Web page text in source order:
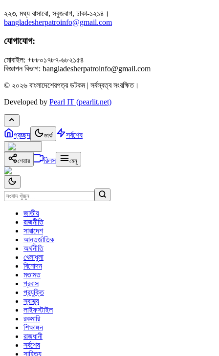
২২৩, মধ্য বাসাবো, সবুজবাগ, ঢাকা-১২১৪।
bangladesherpatroinfo@gmail.com
যোগাযোগ:
মোবাইল: +৮৮০১৭৮৭-৬৮২১৫৪
বিজ্ঞাপন বিভাগ: bangladesherpatroinfo@gmail.com
© ২০২৬ বাংলাদেশেরপত্র ডটকম | সর্বস্বত্ব সংরক্ষিত।
Developed by Pearl IT (pearlit.net)
প্রচ্ছদ ডার্ক সর্বশেষ
শেয়ার রিলস মেনু
জাতীয়
রাজনীতি
সারাদেশ
আন্তর্জাতিক
অর্থনীতি
খেলাধুলা
বিনোদন
মতামত
প্রবাস
প্রযুক্তি
স্বাস্থ্য
লাইফস্টাইল
রকমারি
শিক্ষাঙ্গন
রাজধানী
সর্বশেষ
সাহিত্য